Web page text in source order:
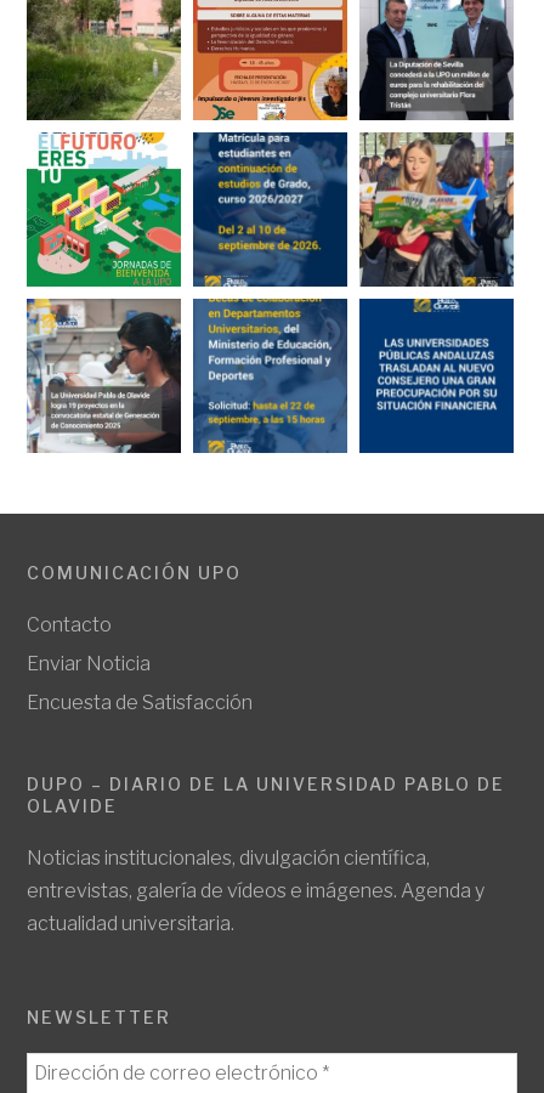
COMUNICACIÓN UPO
Contacto
Enviar Noticia
Encuesta de Satisfacción
DUPO – DIARIO DE LA UNIVERSIDAD PABLO DE
OLAVIDE
Noticias institucionales, divulgación científica,
entrevistas, galería de vídeos e imágenes. Agenda y
actualidad universitaria.
NEWSLETTER